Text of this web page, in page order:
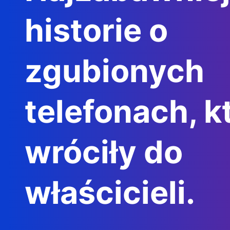
historie o
zgubionych
telefonach,
wróciły do
właścicieli.